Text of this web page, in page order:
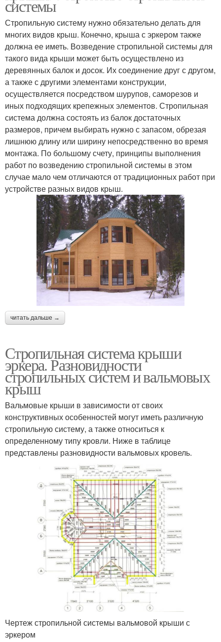
системы
Стропильную систему нужно обязательно делать для
многих видов крыш. Конечно, крыша с эркером также
должна ее иметь. Возведение стропильной системы для
такого вида крыши может быть осуществлено из
деревянных балок и досок. Их соединение друг с другом,
а также с другими элементами конструкции,
осуществляется посредством шурупов, саморезов и
иных подходящих крепежных элементов. Стропильная
система должна состоять из балок достаточных
размеров, причем выбирать нужно с запасом, обрезая
лишнюю длину или ширину непосредственно во время
монтажа. По большому счету, принципы выполнения
работ по возведению стропильной системы в этом
случае мало чем отличаются от традиционных работ при
устройстве разных видов крыш.
читать дальше →
Стропильная система крыши
эркера. Разновидности
стропильных систем и вальмовых
крыш
Вальмовые крыши в зависимости от своих
конструктивных особенностей могут иметь различную
стропильную систему, а также относиться к
определенному типу кровли. Ниже в таблице
представлены разновидности вальмовых кровель.
Чертеж стропильной системы вальмовой крыши с
эркером